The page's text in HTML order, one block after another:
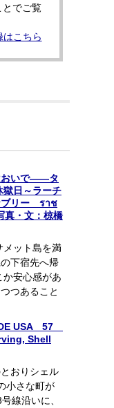
とでご覧
はこちら
おいで――タ
日～ラーチ
ブリー ราช
・文：椋橋
ット島を満
下宿先へ帰
安心感があ
つあること
USA 57
Shell
おりシェル
小さな町が
線沿いに、